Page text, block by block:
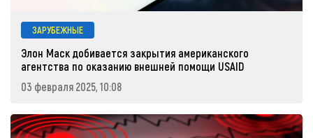
ЗАРУБЕЖНЫЕ
Элон Маск добивается закрытия американского
агентства по оказанию внешней помощи USAID
03 февраля 2025, 10:08